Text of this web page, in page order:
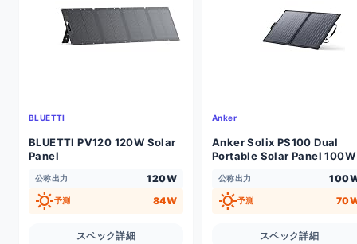
BLUETTI
BLUETTI PV120 120W Solar
Panel
公称出力 120W
sunny予測 84W
スペック詳細
Anker
Anker Solix PS100 Dual
Portable Solar Panel 100W
公称出力
sunny予測
スペック詳細